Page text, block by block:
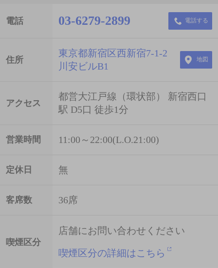
電話 03-6279-2899 電話する
住所
東京都新宿区西新宿7-1-2
川安ビルB1
地図
アクセス
都営大江戸線（環状部） 新宿西口
駅 D5口 徒歩1分
営業時間 11:00～22:00(L.O.21:00)
定休日 無
客席数 36席
喫煙区分
店舗にお問い合わせください
喫煙区分の詳細はこちら